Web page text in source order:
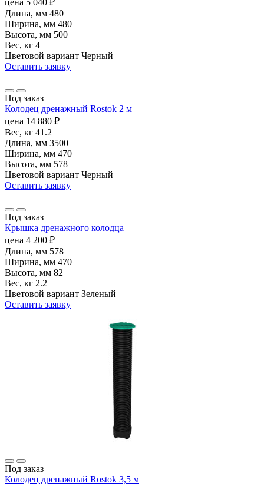
цена 5 040 ₽
Длина, мм 480
Ширина, мм 480
Высота, мм 500
Вес, кг 4
Цветовой вариант Черный
Оставить заявку
Под заказ
Колодец дренажный Rostok 2 м
цена 14 880 ₽
Вес, кг 41.2
Длина, мм 3500
Ширина, мм 470
Высота, мм 578
Цветовой вариант Черный
Оставить заявку
Под заказ
Крышка дренажного колодца
цена 4 200 ₽
Длина, мм 578
Ширина, мм 470
Высота, мм 82
Вес, кг 2.2
Цветовой вариант Зеленый
Оставить заявку
Под заказ
Колодец дренажный Rostok 3,5 м